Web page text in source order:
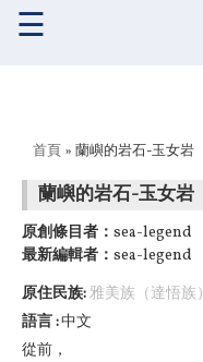
☰
您在這裡
首頁 » 蘭嶼的岩石-玉女岩
蘭嶼的岩石-玉女岩
原創條目者： sea-legend
最新編輯者： sea-legend
原住民族:雅美族（達悟族）
語言 中文
從前，